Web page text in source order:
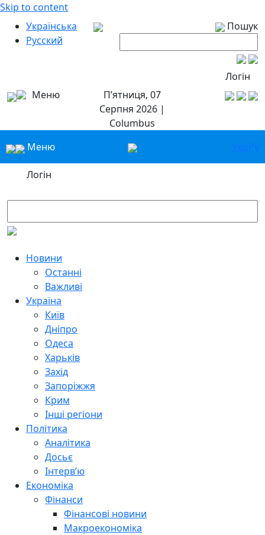
Skip to content
Українська
Русский
Пошук
Логін
Меню
П’ятниця, 07
Серпня 2026 |
Columbus
Меню
УкрРу
Логін
Новини
Останні
Важливі
Україна
Київ
Дніпро
Одеса
Харьків
Захід
Запоріжжя
Крим
Інші регіони
Політика
Аналітика
Досьє
Інтерв’ю
Економіка
Фінанси
Фінансові новини
Макроекономіка